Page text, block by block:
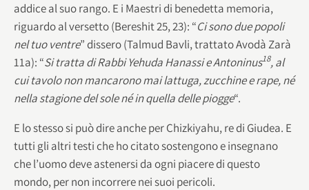
addice al suo rango. E i Maestri di benedetta memoria,
riguardo al versetto (Bereshit 25, 23): “Ci sono due popoli
nel tuo ventre” dissero (Talmud Bavli, trattato Avodà Zarà
11a): “Si tratta di Rabbi Yehuda Hanassi e Antoninus18, al
cui tavolo non mancarono mai lattuga, zucchine e rape, né
nella stagione del sole né in quella delle piogge“.
E lo stesso si può dire anche per Chizkiyahu, re di Giudea. E
tutti gli altri testi che ho citato sostengono e insegnano
che l’uomo deve astenersi da ogni piacere di questo
mondo, per non incorrere nei suoi pericoli.